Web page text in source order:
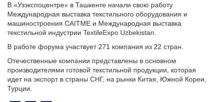
В «Узэкспоцентре» в Ташкенте начали свою работу
Международная выставка текстильного оборудования и
машиностроения CAITME и Международная выставка
текстильной индустрии TextileExpo Uzbekistan.
В работе форума участвует 271 компания из 22 стран.
Отечественные компании представлены в основном
производителями готовой текстильной продукции, которая
идет на экспорт в страны СНГ, на рынки Китая, Южной Кореи,
Турции.